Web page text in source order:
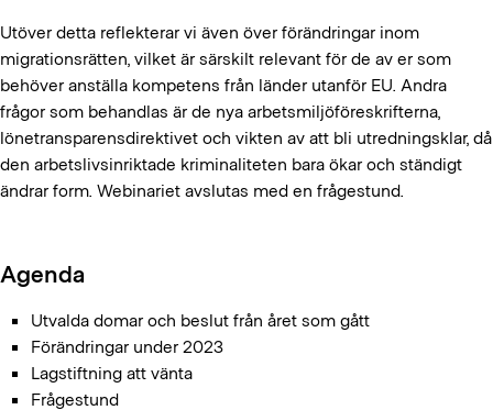
Utöver detta reflekterar vi även över förändringar inom
migrationsrätten, vilket är särskilt relevant för de av er som
behöver anställa kompetens från länder utanför EU. Andra
frågor som behandlas är de nya arbetsmiljöföreskrifterna,
lönetransparensdirektivet och vikten av att bli utredningsklar, då
den arbetslivsinriktade kriminaliteten bara ökar och ständigt
ändrar form. Webinariet avslutas med en frågestund.
Agenda
Utvalda domar och beslut från året som gått
Förändringar under 2023
Lagstiftning att vänta
Frågestund